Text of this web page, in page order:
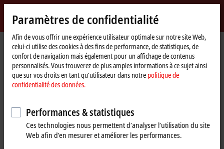
Beckhoff
-
New
Automation
Technology
myBeckhoff
Page
d'accueil
Entreprise
Nouveautés
HOF Sonderanlagenbau: XTS Hygienic for the transport of pharmaceutical
products
Si vous cliquez sur « Accepter », nous affichons la vidéo et
adaptons les paramètres de confidentialité tout en chargeant des
contenus tiers à partir de Vimeo. Veuillez vous référer ici à notre
Paramètres de confidentialité
Afin de vous offrir une expérience utilisateur optimale sur notre site Web,
celui-ci utilise des cookies à des fins de performance, de statistiques, de
confort de navigation mais également pour un affichage de contenus
personnalisés. Vous trouverez de plus amples informations à ce sujet ainsi
que sur vos droits en tant qu’utilisateur dans notre politique de
confidentialité des données.
Performances & statistiques
Ces technologies nous permettent d’analyser l’utilisation du site
Web afin d’en mesurer et améliorer les performances.